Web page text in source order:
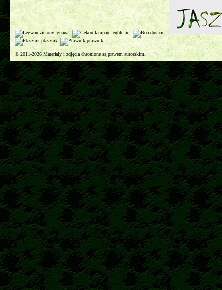
© 2011-2026 Materiały i zdjęcia chronione są prawem autorskim.